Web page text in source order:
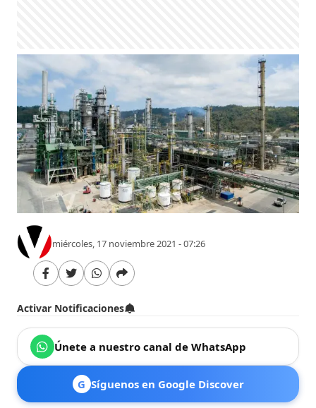
miércoles, 17 noviembre 2021 - 07:26
Activar Notificaciones
Únete a nuestro canal de WhatsApp
G Síguenos en Google Discover